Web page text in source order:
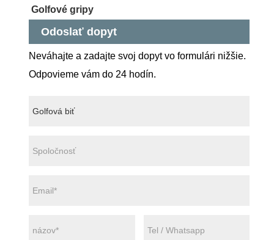
Golfové gripy
Odoslať dopyt
Neváhajte a zadajte svoj dopyt vo formulári nižšie.
Odpovieme vám do 24 hodín.